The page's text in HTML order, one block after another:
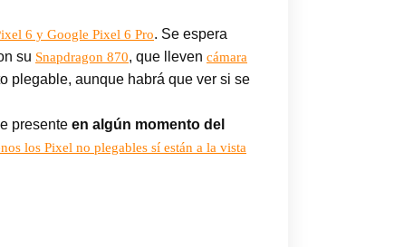
6 y Google Pixel 6 Pro. Se espera
su Snapdragon 870, que lleven cámara
plegable, aunque habrá que ver si se
presente en algún momento del
los Pixel no plegables sí están a la vista